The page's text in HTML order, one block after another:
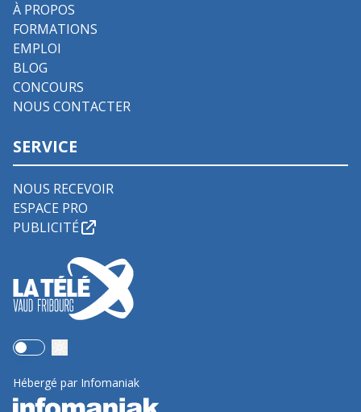
À PROPOS
FORMATIONS
EMPLOI
BLOG
CONCOURS
NOUS CONTACTER
SERVICE
NOUS RECEVOIR
ESPACE PRO
PUBLICITÉ
Use setting
Hébergé par Infomaniak